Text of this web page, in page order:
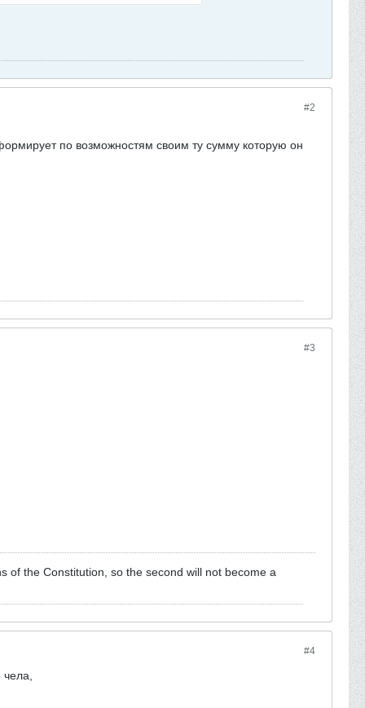
#2
по возможностям своим ту сумму которую он
#3
of the Constitution, so the second will not become a
#4